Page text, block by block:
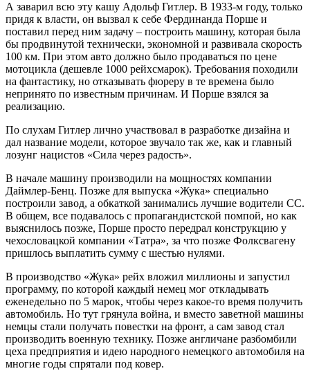
А заварил всю эту кашу Адольф Гитлер. В 1933-м году, только
придя к власти, он вызвал к себе Фердинанда Порше и
поставил перед ним задачу – построить машину, которая была
бы продвинутой технически, экономной и развивала скорость
100 км. При этом авто должно было продаваться по цене
мотоцикла (дешевле 1000 рейхсмарок). Требования походили
на фантастику, но отказывать фюреру в те времена было
непринято по известным причинам. И Порше взялся за
реализацию.
По слухам Гитлер лично участвовал в разработке дизайна и
дал название модели, которое звучало так же, как и главный
лозунг нацистов «Сила через радость».
В начале машину производили на мощностях компании
Даймлер-Бенц. Позже для выпуска «Жука» специально
построили завод, а обкаткой занимались лучшие водители СС.
В общем, все подавалось с пропагандистской помпой, но как
выяснилось позже, Порше просто передрал конструкцию у
чехословацкой компании «Татра», за что позже Фолксвагену
пришлось выплатить сумму с шестью нулями.
В производство «Жука» рейх вложил миллионы и запустил
программу, по которой каждый немец мог откладывать
еженедельно по 5 марок, чтобы через какое-то время получить
автомобиль. Но тут грянула война, и вместо заветной машины
немцы стали получать повестки на фронт, а сам завод стал
производить военную технику. Позже англичане разбомбили
цеха предприятия и идею народного немецкого автомобиля на
многие годы спрятали под ковер.